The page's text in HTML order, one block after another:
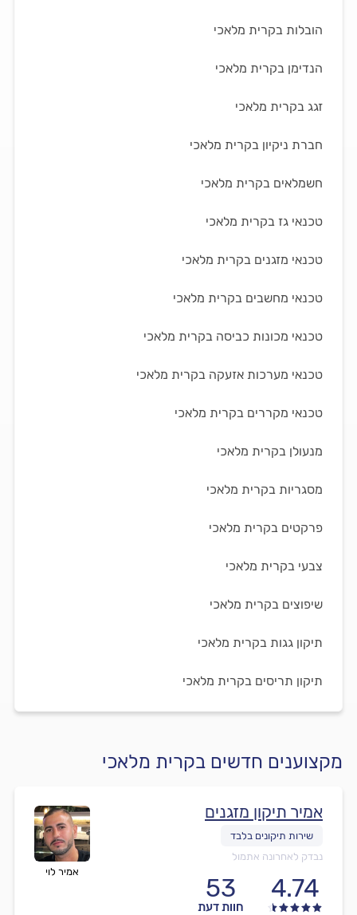
הובלות בקרית מלאכי
הנדימן בקרית מלאכי
זגג בקרית מלאכי
חברת ניקיון בקרית מלאכי
חשמלאים בקרית מלאכי
טכנאי גז בקרית מלאכי
טכנאי מזגנים בקרית מלאכי
טכנאי מחשבים בקרית מלאכי
טכנאי מכונות כביסה בקרית מלאכי
טכנאי מערכות אזעקה בקרית מלאכי
טכנאי מקררים בקרית מלאכי
מנעולן בקרית מלאכי
מסגריות בקרית מלאכי
פרקטים בקרית מלאכי
צבעי בקרית מלאכי
שיפוצים בקרית מלאכי
תיקון גגות בקרית מלאכי
תיקון תריסים בקרית מלאכי
מקצוענים חדשים בקרית מלאכי
אמיר לוי
אמיר תיקון מזגנים
נבדק לאחרונה אתמול
4.74
53
חוות דעת